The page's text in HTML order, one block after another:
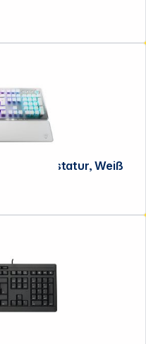
Turtle Beach Vulcan II Linear Gaming-Tastatur, Weiß